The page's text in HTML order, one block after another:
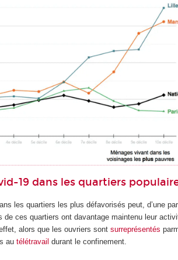
19 dans les quartiers
les quartiers les plus défavorisés peut, d’une
ces quartiers ont davantage maintenu leur
alors que les ouvriers sontsurreprésentés
autélétravail durant le confinement.